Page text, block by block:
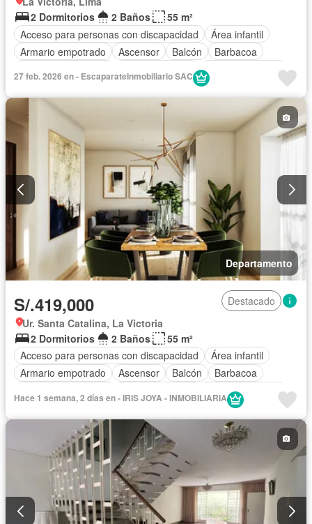
2 Dormitorios
2 Baños
55 m²
Acceso para personas con discapacidad
Área infantil
Armario empotrado
Ascensor Balcón
Barbacoa
Cocina equipada
Gas natural Internet
Piscina Terraza
Vista panorámica
Wifi
Parcialmente amoblado
27 feb. 2026 en - EscaparateInmobiliario SAC
Departamento
S/.419,000
Destacado
Ur. Santa Catalina, La Victoria
2 Dormitorios
2 Baños
55 m²
Acceso para personas con discapacidad
Área infantil
Armario empotrado
Ascensor Balcón
Barbacoa
Cocina equipada
Jardín
Piscina Vigilante Seguridad
Terraza
Vista panorámica
Parcialmente amoblado
Hace 1 semana, 2 días en - IRIS JOYA - INMOBILIARIA